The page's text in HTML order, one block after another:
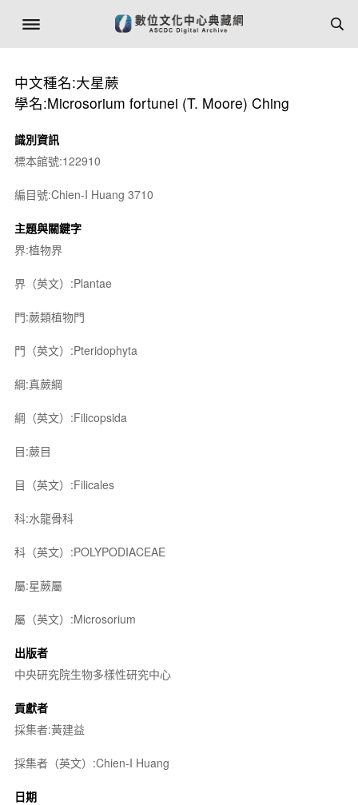
中文種名:大星蕨
學名:Microsorium fortunei (T. Moore) Ching
識別資訊
標本館號:122910
編目號:Chien-I Huang 3710
主題與關鍵字
界:植物界
界（英文）:Plantae
門:蕨類植物門
門（英文）:Pteridophyta
綱:真蕨綱
綱（英文）:Filicopsida
目:蕨目
目（英文）:Filicales
科:水龍骨科
科（英文）:POLYPODIACEAE
屬:星蕨屬
屬（英文）:Microsorium
出版者
中央研究院生物多樣性研究中心
貢獻者
採集者:黃建益
採集者（英文）:Chien-I Huang
日期